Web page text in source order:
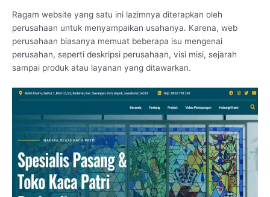
Ragam website yang satu ini lazimnya diterapkan oleh
perusahaan untuk menyampaikan usahanya. Karena, web
perusahaan biasanya memuat beberapa isu mengenai
perusahan, seperti deskripsi perusahaan, visi misi, sejarah
sampai produk atau layanan yang ditawarkan.